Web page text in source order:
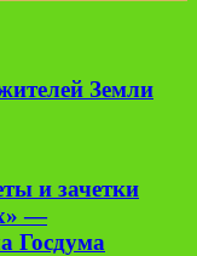
Земли
и зачетки
—
Госдума